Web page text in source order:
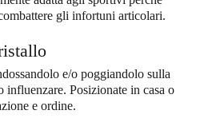
gli infortuni articolari.
e/o poggiandolo sulla
influenzare. Posizionate in casa o
e ordine.